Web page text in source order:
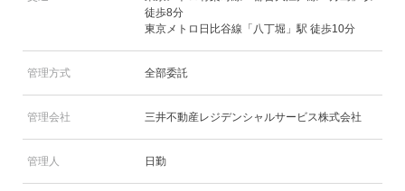
徒歩8分
東京メトロ日比谷線「八丁堀」駅 徒歩10分
管理方式 全部委託
管理会社 三井不動産レジデンシャルサービス株式会社
管理人 日勤